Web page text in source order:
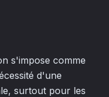
s'impose comme
d'une
surtout pour les